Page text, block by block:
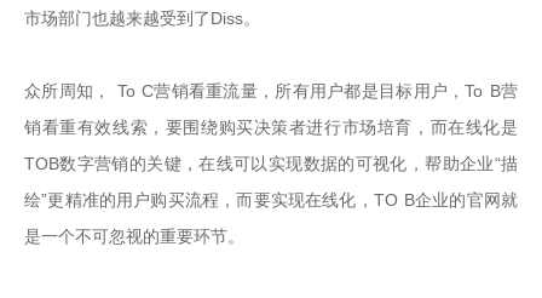
市场部门也越来越受到了Diss。
众所周知， To C营销看重流量，所有用户都是目标用户，To B营
销看重有效线索，要围绕购买决策者进行市场培育，而在线化是
TOB数字营销的关键，在线可以实现数据的可视化，帮助企业“描
绘”更精准的用户购买流程，而要实现在线化，TO B企业的官网就
是一个不可忽视的重要环节。